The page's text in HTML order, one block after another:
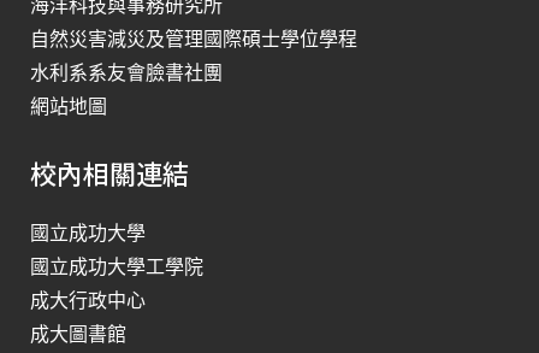
自然災害減災及管理國際碩士學位學程
水利系系友會臉書社團
網站地圖
校內相關連結
國立成功大學
國立成功大學工學院
成大行政中心
成大圖書館